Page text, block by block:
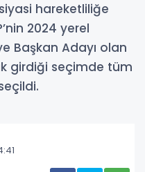
hareketliliğe
2024 yerel
Başkan Adayı olan
girdiği seçimde tüm